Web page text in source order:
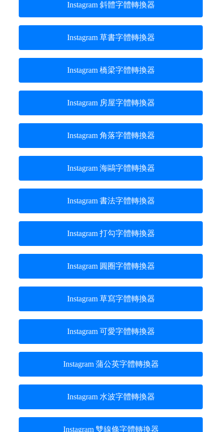
Instagram 斜體字體轉換器
Instagram 草書字體轉換器
Instagram 橋梁字體轉換器
Instagram 房屋字體轉換器
Instagram 角落字體轉換器
Instagram 海鷗字體轉換器
Instagram 書法字體轉換器
Instagram 打勾字體轉換器
Instagram 圓圈字體轉換器
Instagram 草寫字體轉換器
Instagram 可愛字體轉換器
Instagram 蒲公英字體轉換器
Instagram 水波字體轉換器
Instagram 雙線條字體轉換器